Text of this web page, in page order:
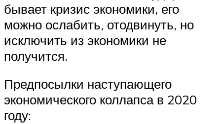
бывает кризис экономики, его
можно ослабить, отодвинуть, но
исключить из экономики не
получится.
Предпосылки наступающего
экономического коллапса в 2020
году: